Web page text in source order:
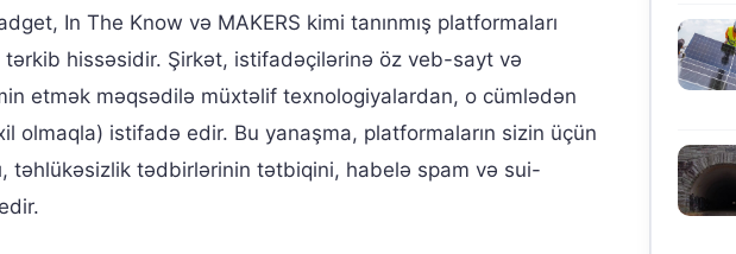
In The Know və MAKERS kimi tanınmış platformaları
hissəsidir. Şirkət, istifadəçilərinə öz veb-sayt və
etmək məqsədilə müxtəlif texnologiyalardan, o cümlədən
olmaqla) istifadə edir. Bu yanaşma, platformaların sizin üçün
təhlükəsizlik tədbirlərinin tətbiqini, habelə spam və sui-